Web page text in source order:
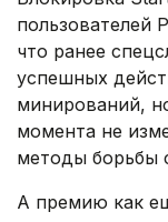
пользователей
что ранее
успешных
минирований,
момента не
методы борьбы
А премию как